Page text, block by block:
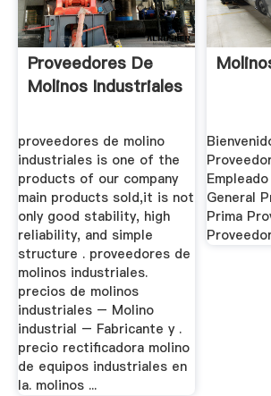
Proveedores De
Molinos Industriales
proveedores de molino
industriales is one of the
products of our company
main products sold,it is not
only good stability, high
reliability, and simple
structure . proveedores de
molinos industriales.
precios de molinos
industriales – Molino
industrial – Fabricante y .
precio rectificadora molino
de equipos industriales en
la. molinos ...
General
Prima